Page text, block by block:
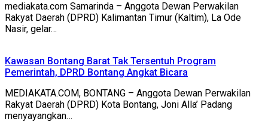
mediakata.com Samarinda – Anggota Dewan Perwakilan
Rakyat Daerah (DPRD) Kalimantan Timur (Kaltim), La Ode
Nasir, gelar…
Kawasan Bontang Barat Tak Tersentuh Program
Pemerintah, DPRD Bontang Angkat Bicara
MEDIAKATA.COM, BONTANG – Anggota Dewan Perwakilan
Rakyat Daerah (DPRD) Kota Bontang, Joni Alla’ Padang
menyayangkan…